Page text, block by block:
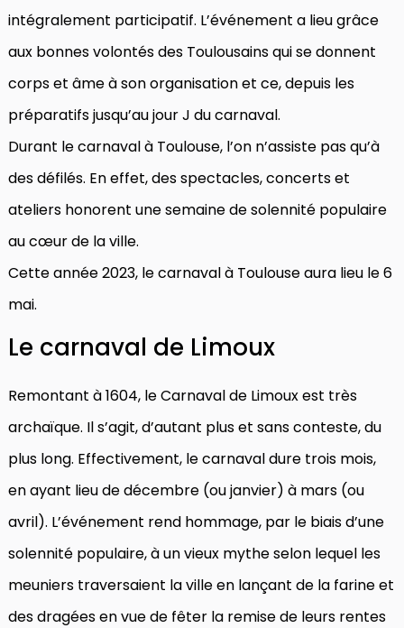
intégralement participatif. L’événement a lieu grâce
aux bonnes volontés des Toulousains qui se donnent
corps et âme à son organisation et ce, depuis les
préparatifs jusqu’au jour J du carnaval.
Durant le carnaval à Toulouse, l’on n’assiste pas qu’à
des défilés. En effet, des spectacles, concerts et
ateliers honorent une semaine de solennité populaire
au cœur de la ville.
Cette année 2023, le carnaval à Toulouse aura lieu le 6
mai.
Le carnaval de Limoux
Remontant à 1604, le Carnaval de Limoux est très
archaïque. Il s’agit, d’autant plus et sans conteste, du
plus long. Effectivement, le carnaval dure trois mois,
en ayant lieu de décembre (ou janvier) à mars (ou
avril). L’événement rend hommage, par le biais d’une
solennité populaire, à un vieux mythe selon lequel les
meuniers traversaient la ville en lançant de la farine et
des dragées en vue de fêter la remise de leurs rentes